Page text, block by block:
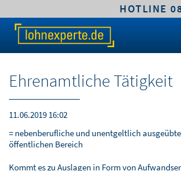
HOTLINE
Ehrenamtliche Tätigkeit
11.06.2019 16:02
= nebenberufliche und unentgeltlich
öffentlichen Bereich
Kommt es zu Auslagen in Form von
TARIFE & LÖSUNGEN
PREIS-RECHNER
TARIFVERGLEICH
KLEINE UND MITTLERE UNTERNEHMEN
MITTELSTANDS- UND
KLEINE UND MITTLERE
CLASSIC.LOHN
COMFORT.LOHN
COMFORT.BAULOHN
CLOUD.LOHN
MITTELSTANDS- UND
PREMIUM.LOHN
PREMIUM.SYSTEM
FACHWISSEN
GEHALTSRECHNER
ARBEITGEBERKOSTEN
PFÄNDUNGSRECHNER
UMLAGEPFLICHT
ÜBER LOHNEXPERTE
LEISTUNGEN
ABLAUF & VORTEILE
SICHERHEIT & VERTRAUEN
DIGITALE LOHNABRECHNUNG